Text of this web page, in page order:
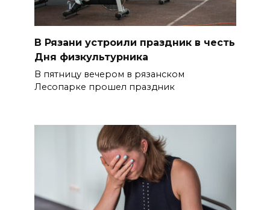
В Рязани устроили праздник в честь
Дня физкультурника
В пятницу вечером в рязанском
Лесопарке прошел праздник